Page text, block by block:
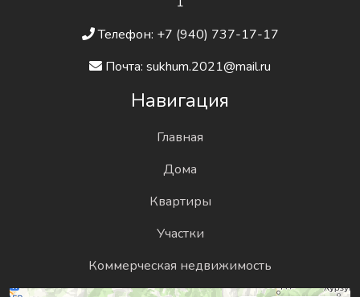
Телефон: +7 (940) 737-17-17
Почта: sukhum.2021@mail.ru
Навигация
Главная
Дома
Квартиры
Участки
Коммерческая недвижимость